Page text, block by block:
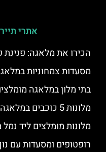
אתרי
הכירו את מלאגה:
מסעדות צמחוניות
בתי מלון במלאגה
מלונות 5 כוכבים במלאגה
מלונות מומלצים ליד
רופטופים ומסעדות עם